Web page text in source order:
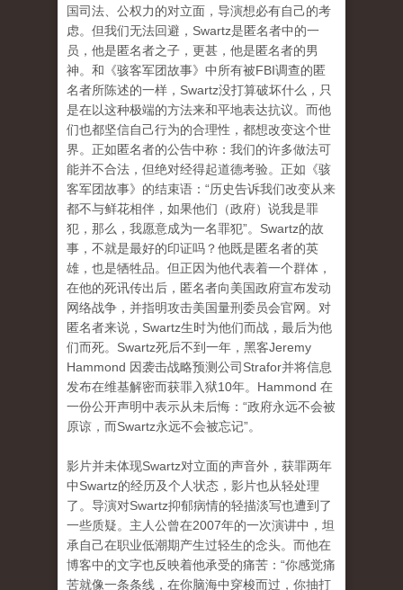
国司法、公权力的对立面，导演想必有自己的考
虑。但我们无法回避，Swartz是匿名者中的一
员，他是匿名者之子，更甚，他是匿名者的男
神。和《骇客军团故事》中所有被FBI调查的匿
名者所陈述的一样，Swartz没打算破坏什么，只
是在以这种极端的方法来和平地表达抗议。而他
们也都坚信自己行为的合理性，都想改变这个世
界。正如匿名者的公告中称：我们的许多做法可
能并不合法，但绝对经得起道德考验。正如《骇
客军团故事》的结束语：“历史告诉我们改变从来
都不与鲜花相伴，如果他们（政府）说我是罪
犯，那么，我愿意成为一名罪犯”。Swartz的故
事，不就是最好的印证吗？他既是匿名者的英
雄，也是牺牲品。但正因为他代表着一个群体，
在他的死讯传出后，匿名者向美国政府宣布发动
网络战争，并指明攻击美国量刑委员会官网。对
匿名者来说，Swartz生时为他们而战，最后为他
们而死。Swartz死后不到一年，黑客Jeremy
Hammond 因袭击战略预测公司Strafor并将信息
发布在维基解密而获罪入狱10年。Hammond 在
一份公开声明中表示从未后悔：“政府永远不会被
原谅，而Swartz永远不会被忘记”。
影片并未体现Swartz对立面的声音外，获罪两年
中Swartz的经历及个人状态，影片也从轻处理
了。导演对Swartz抑郁病情的轻描淡写也遭到了
一些质疑。主人公曾在2007年的一次演讲中，坦
承自己在职业低潮期产生过轻生的念头。而他在
博客中的文字也反映着他承受的痛苦：“你感觉痛
苦就像一条条线，在你脑海中穿梭而过，你抽打